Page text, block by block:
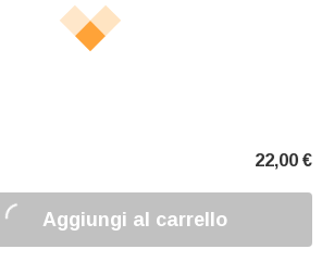
22,00 €
Aggiungi al carrello